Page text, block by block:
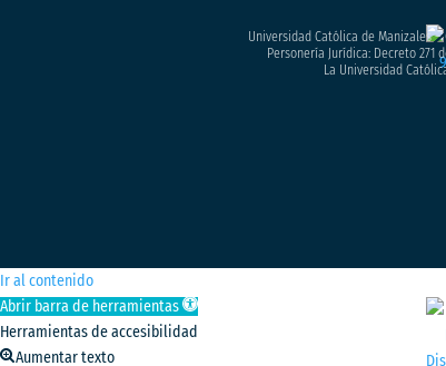
Universidad Católica de Manizales –
Personería Jurídica: Decreto
La Universidad
Ir al contenido
Abrir barra de herramientas
Herramientas de accesibilidad
Aumentar texto